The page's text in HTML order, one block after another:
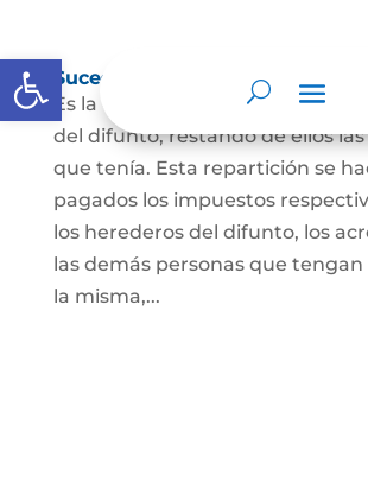
Abrir barra de herramientas
Sucesión de bienes por causa
Es la que se hace para repartir
del difunto, restando de ellos
que tenía. Esta repartición se
pagados los impuestos
los herederos del difunto, los
las demás personas que
la misma,...